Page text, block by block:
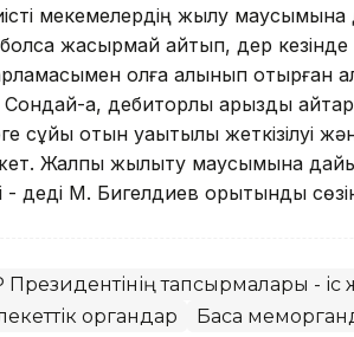
мекемелердің жылу маусымына
жасырмай айтып, дер
қолға алынып отырған
ақ, дебиторлық қарызды
сұйық отын уақытылы жеткізілуі
Жалпы жылыту маусымына
- деді М. Бигелдиев қорытынды
Президентінің тапсырмалары - іс
органдар
Басқа